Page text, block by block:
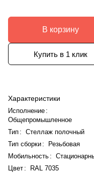
В корзину
Купить в 1 клик
Характеристики
Исполнение :
Общепромышленное
Тип : Стеллаж полочный
Тип сборки:
Резьбовая
Мобильность :
Цвет :
RAL 7035